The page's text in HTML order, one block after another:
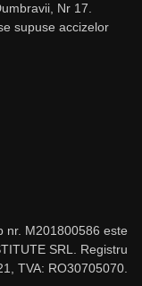
Nr 17.
supuse accizelor
nr. M201800586 este
SRL. Registru
TVA: RO30705070.